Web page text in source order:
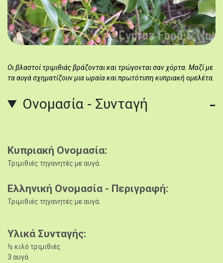
Οι βλαστοί τριμιθιάς βράζονται και τρώγονται σαν χόρτα. Μαζί με
τα αυγά σχηματίζουν μια ωραία και πρωτότυπη κυπριακή ομελέτα.
Ονομασία - Συνταγή
Κυπριακή Ονομασία
Τριμιθιές τηγανητές με αυγά.
Ελληνική Ονομασία - Περιγραφή
Τριμιθιές τηγανητές με αυγά.
Υλικά Συνταγής
½ κιλό τριμιθιές
3 αυγά